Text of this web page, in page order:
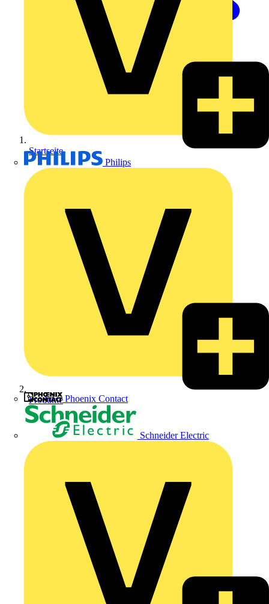
Philips
Phoenix Contact
Schneider Electric
Startseite
Produkte